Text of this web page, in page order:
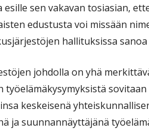
esille sen vakavan tosiasian,
edustusta voi missään
hallituksissa sanoa
johdolla on yhä
työelämäkysymyksistä
keskeisenä
ja suunnannäyttäjänä